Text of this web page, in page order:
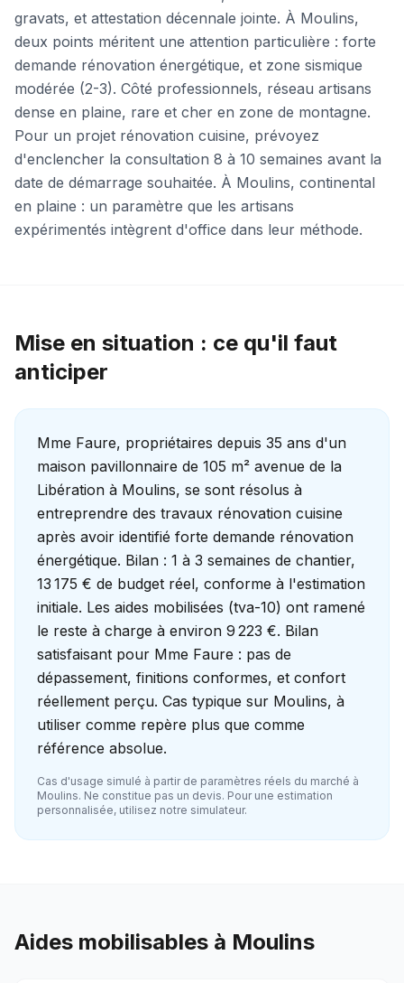
gravats, et attestation décennale jointe. À Moulins,
deux points méritent une attention particulière : forte
demande rénovation énergétique, et zone sismique
modérée (2-3). Côté professionnels, réseau artisans
dense en plaine, rare et cher en zone de montagne.
Pour un projet rénovation cuisine, prévoyez
d'enclencher la consultation 8 à 10 semaines avant la
date de démarrage souhaitée. À Moulins, continental
en plaine : un paramètre que les artisans
expérimentés intègrent d'office dans leur méthode.
Mise en situation : ce qu'il faut
anticiper
Mme Faure, propriétaires depuis 35 ans d'un
maison pavillonnaire de 105 m² avenue de la
Libération à Moulins, se sont résolus à
entreprendre des travaux rénovation cuisine
après avoir identifié forte demande rénovation
énergétique. Bilan : 1 à 3 semaines de chantier,
13 175 € de budget réel, conforme à l'estimation
initiale. Les aides mobilisées (tva-10) ont ramené
le reste à charge à environ 9 223 €. Bilan
satisfaisant pour Mme Faure : pas de
dépassement, finitions conformes, et confort
réellement perçu. Cas typique sur Moulins, à
utiliser comme repère plus que comme
référence absolue.
Cas d'usage simulé à partir de paramètres réels du marché à
Moulins. Ne constitue pas un devis. Pour une estimation
personnalisée, utilisez notre simulateur.
Aides mobilisables à Moulins